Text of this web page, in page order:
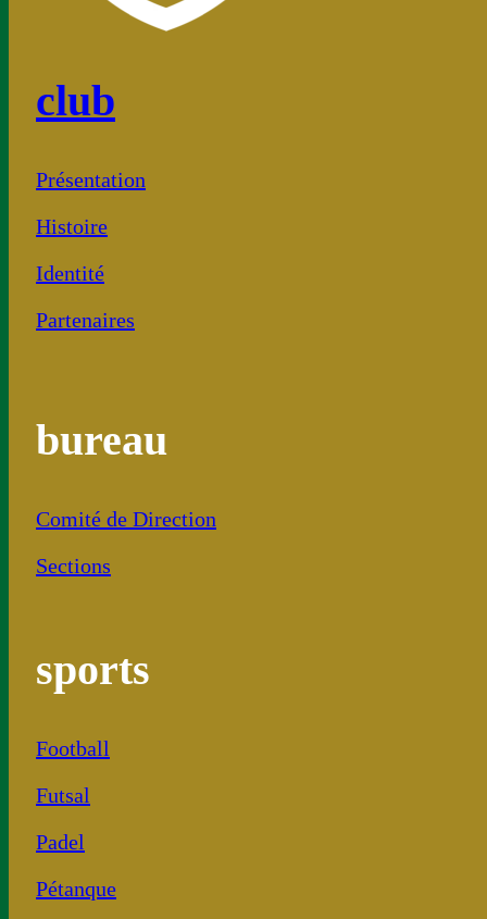
club
Présentation
Histoire
Identité
Partenaires
bureau
Comité de Direction
Sections
sports
Football
Futsal
Padel
Pétanque